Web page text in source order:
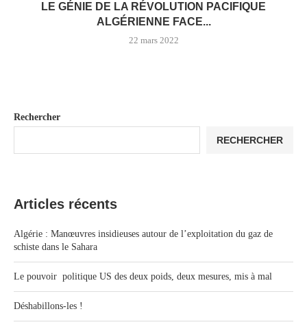
LE GÉNIE DE LA RÉVOLUTION PACIFIQUE
ALGÉRIENNE FACE...
22 mars 2022
Rechercher
RECHERCHER
Articles récents
Algérie : Manœuvres insidieuses autour de l’exploitation du gaz de
schiste dans le Sahara
Le pouvoir politique US des deux poids, deux mesures, mis à mal
Déshabillons-les !